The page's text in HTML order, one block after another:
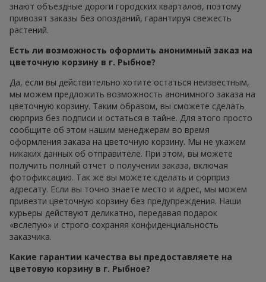
знают объездные дороги городских кварталов, поэтому
привозят заказы без опозданий, гарантируя свежесть
растений.
Есть ли возможность оформить анонимный заказ на
цветочную корзину в г. Рыбное?
Да, если вы действительно хотите остаться неизвестным,
мы можем предложить возможность анонимного заказа на
цветочную корзину. Таким образом, вы сможете сделать
сюрприз без подписи и остаться в тайне. Для этого просто
сообщите об этом нашим менеджерам во время
оформления заказа на цветочную корзину. Мы не укажем
никаких данных об отправителе. При этом, вы можете
получить полный отчет о получении заказа, включая
фотофиксацию. Так же вы можете сделать и сюрприз
адресату. Если вы точно знаете место и адрес, мы можем
привезти цветочную корзину без предупреждения. Наши
курьеры действуют деликатно, передавая подарок
«вслепую» и строго сохраняя конфиденциальность
заказчика.
Какие гарантии качества вы предоставляете на
цветовую корзину в г. Рыбное?